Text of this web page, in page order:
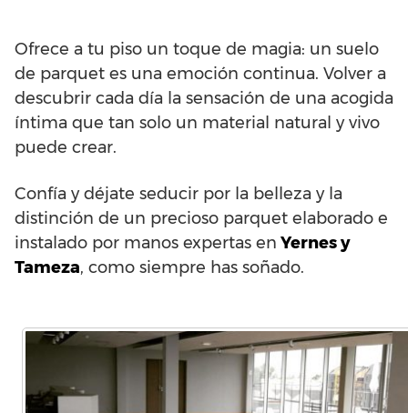
Ofrece a tu piso un toque de magia: un suelo
de parquet es una emoción continua. Volver a
descubrir cada día la sensación de una acogida
íntima que tan solo un material natural y vivo
puede crear.
Confía y déjate seducir por la belleza y la
distinción de un precioso parquet elaborado e
instalado por manos expertas en Yernes y
Tameza, como siempre has soñado.